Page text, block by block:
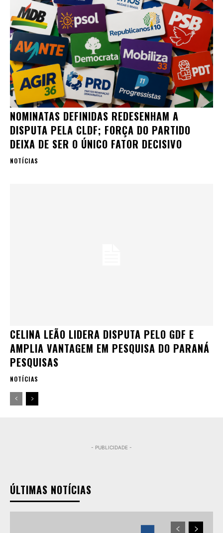
NOMINATAS DEFINIDAS REDESENHAM A
DISPUTA PELA CLDF; FORÇA DO PARTIDO
DEIXA DE SER O ÚNICO FATOR DECISIVO
NOTÍCIAS
CELINA LEÃO LIDERA DISPUTA PELO GDF E
AMPLIA VANTAGEM EM PESQUISA DO PARANÁ
PESQUISAS
NOTÍCIAS
- PUBLICIDADE -
ÚLTIMAS NOTÍCIAS